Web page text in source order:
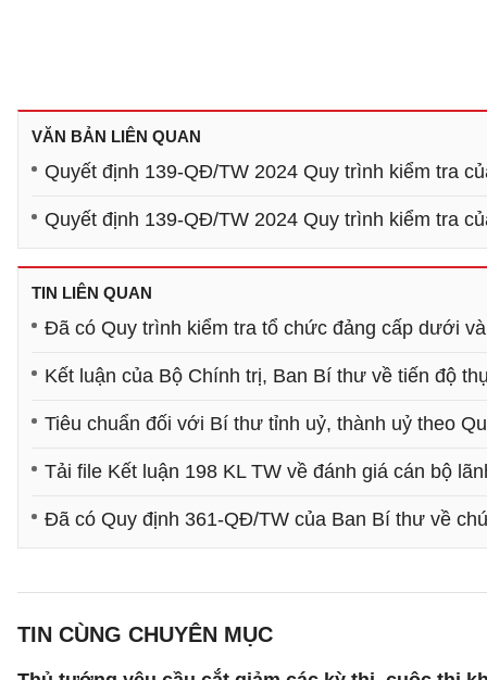
VĂN BẢN LIÊN QUAN
Quyết định 139-QĐ/TW 2024 Quy trình kiểm tra
Quyết định 139-QĐ/TW 2024 Quy trình kiểm tra
TIN LIÊN QUAN
Đã có Quy trình kiểm tra tổ chức đảng cấp dưới
Kết luận của Bộ Chính trị, Ban Bí thư về tiến độ
Tiêu chuẩn đối với Bí thư tỉnh uỷ, thành uỷ theo
Tải file Kết luận 198 KL TW về đánh giá cán bộ
Đã có Quy định 361-QĐ/TW của Ban Bí thư về
TIN CÙNG CHUYÊN MỤC